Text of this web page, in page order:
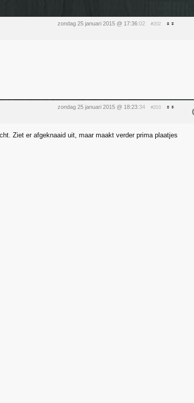
zondag 25 januari 2015 @ 17:36:02 #202
zondag 25 januari 2015 @ 18:23:34 #203
Ziet er afgeknaaid uit, maar maakt verder prima plaatjes